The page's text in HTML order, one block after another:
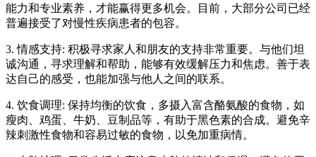
能力和专业素养，才能赢得更多机会。目前，大部分公司已经
普遍接受了对慢性疾病患者的包容。
3. 情感支持: 积极寻求家人和朋友的支持非常重要。与他们坦
诚沟通，寻求理解和帮助，能够有效缓解压力和焦虑。善于表
达自己的感受，也能加强与他人之间的联系。
4. 饮食调理: 保持均衡的饮食，多摄入富含酪氨酸的食物，如
瘦肉、鸡蛋、牛奶、豆制品等，有助于黑色素的合成。避免辛
辣刺激性食物和容易过敏的食物，以免加重病情。